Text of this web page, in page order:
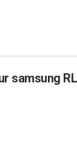
samsung